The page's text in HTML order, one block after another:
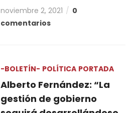
noviembre 2, 2021
0
comentarios
-BOLETÍN- POLÍTICA PORTADA
Alberto Fernández: “La
gestión de gobierno